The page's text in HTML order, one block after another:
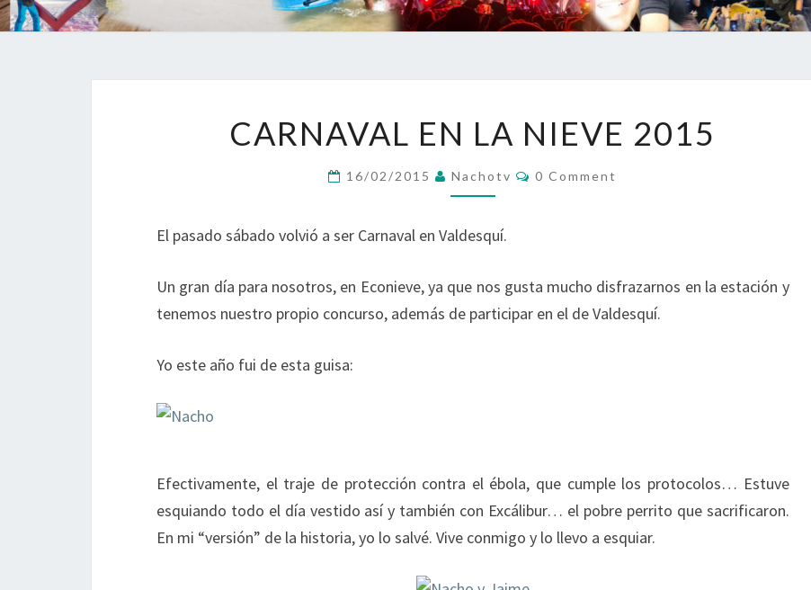
EN
CARNAVAL EN LA NIEVE 2015
16/02/2015 Nachotv Comments
0 Comment
El pasado sábado volvió a ser Carnaval en Valdesquí.
Un gran día para nosotros, en Econieve, ya que nos gusta mucho disfrazarnos en la estación y
tenemos nuestro propio concurso, además de participar en el de Valdesquí.
Yo este año fui de esta guisa:
Efectivamente, el traje de protección contra el ébola, que cumple los protocolos… Estuve
esquiando todo el día vestido así y también con Excálibur… el pobre perrito que sacrificaron.
En mi “versión” de la historia, yo lo salvé. Vive conmigo y lo llevo a esquiar.